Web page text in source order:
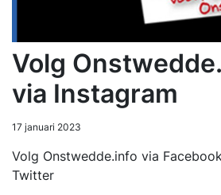
Volg
via Instagram
17 januari 2023
Volg Onstwedde.info via
Twitter